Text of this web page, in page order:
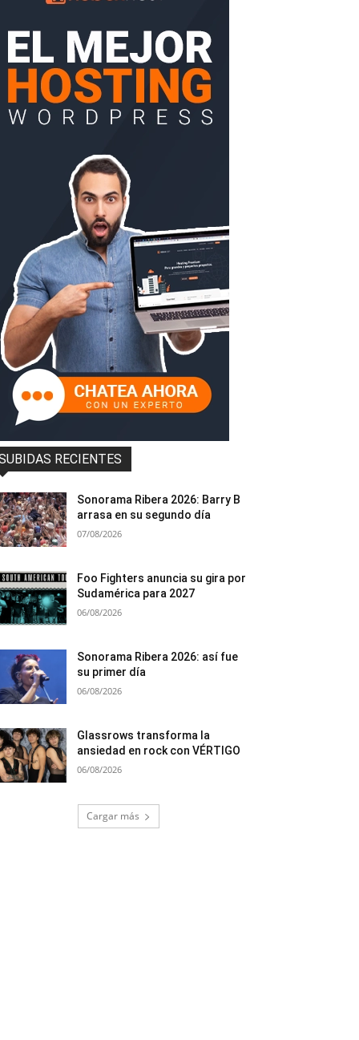
RECIENTES
Sonorama Ribera 2026: Barry B
arrasa en su segundo día
07/08/2026
Foo Fighters anuncia su gira por
Sudamérica para 2027
06/08/2026
Sonorama Ribera 2026: así fue
su primer día
06/08/2026
Glassrows transforma la
ansiedad en rock con VÉRTIGO
06/08/2026
Cargar más